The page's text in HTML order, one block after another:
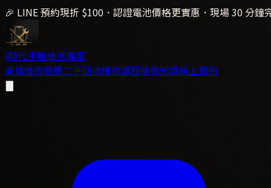
🎉 LINE 預約現折 $100．認證電池價格更實惠．現場 30 分鐘
i時代手機維修專家
商城維修報價二手回收維修課程維修知識線上預約